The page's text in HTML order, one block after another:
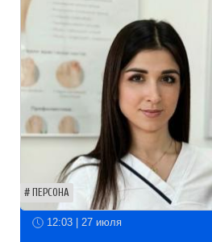
ПЕРСОНА
12:03 | 27 июля